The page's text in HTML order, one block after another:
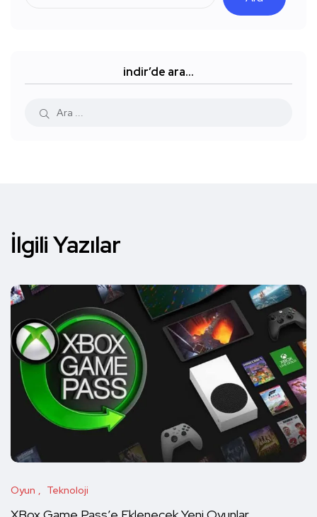
indir’de ara…
İlgili Yazılar
Oyun Teknoloji